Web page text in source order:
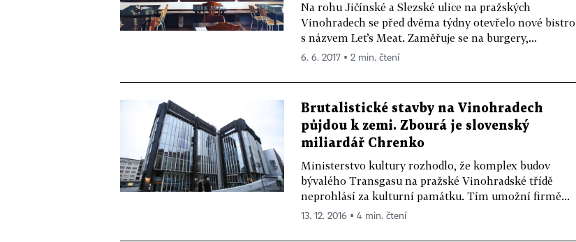
Na rohu Jičínské a Slezské ulice na pražských
Vinohradech se před dvěma týdny otevřelo nové bistro
s názvem Let’s Meat. Zaměřuje se na burgery,...
6. 6. 2017 ▪ 2 min. čtení
Brutalistické stavby na Vinohradech
půjdou k zemi. Zbourá je slovenský
miliardář Chrenko
Ministerstvo kultury rozhodlo, že komplex budov
bývalého Transgasu na pražské Vinohradské třídě
neprohlásí za kulturní památku. Tím umožní firmě...
13. 12. 2016 ▪ 4 min. čtení